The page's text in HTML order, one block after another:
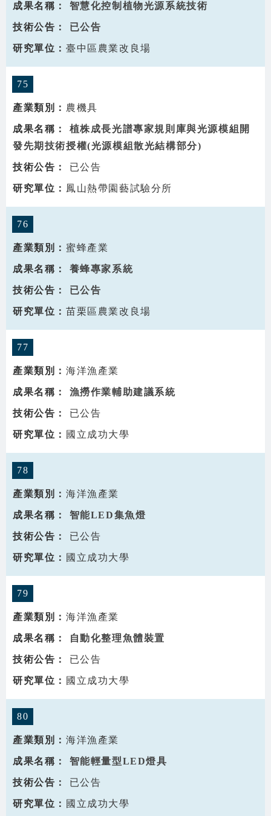
智慧化控制植物光源系統技術
已公告
臺中區農業改良場
75
農機具
植株成長光譜專家規則庫與光源模組開
發先期技術授權(光源模組散光結構部分)
已公告
鳳山熱帶園藝試驗分所
76
蜜蜂產業
養蜂專家系統
已公告
苗栗區農業改良場
77
海洋漁產業
漁撈作業輔助建議系統
已公告
國立成功大學
78
海洋漁產業
智能LED集魚燈
已公告
國立成功大學
79
海洋漁產業
自動化整理魚體裝置
已公告
國立成功大學
80
海洋漁產業
智能輕量型LED燈具
已公告
國立成功大學